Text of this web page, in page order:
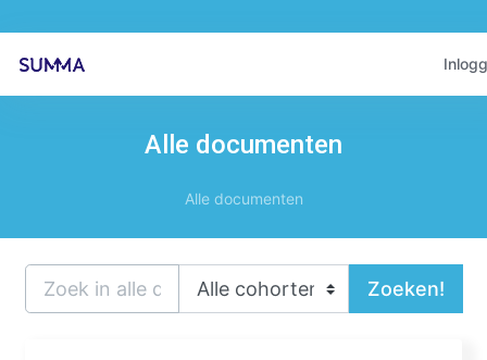
Alle documenten
Alle documenten
Zoeken!